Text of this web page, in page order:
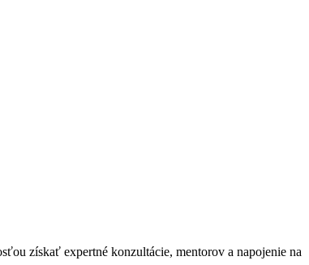
získať expertné konzultácie, mentorov a napojenie na